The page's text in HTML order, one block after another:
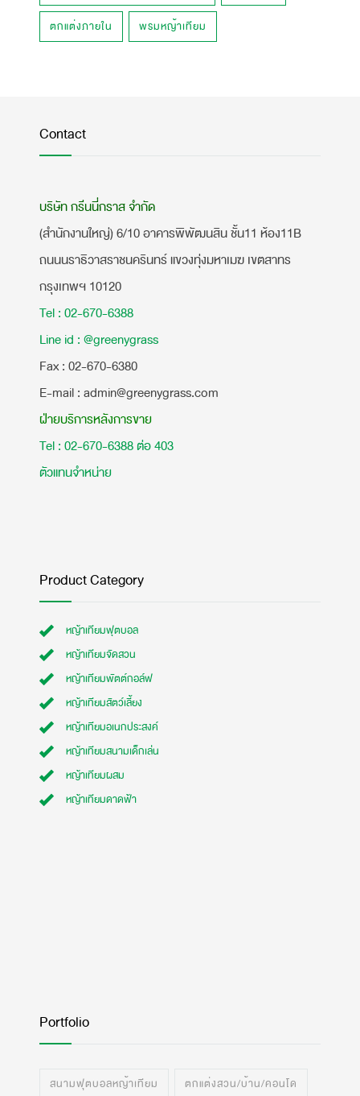
ตกแต่งภายใน พรมหญ้าเทียม
Contact
บริษัท กรีนนี่กราส จำกัด
(สำนักงานใหญ่) 6/10 อาคารพิพัฒนสิน ชั้น11 ห้อง11B
ถนนนราธิวาสราชนครินทร์ แขวงทุ่งมหาเมฆ เขตสาทร
กรุงเทพฯ 10120
Tel : 02-670-6388
Line id : @greenygrass
​Fax : 02-670-6380
E-mail : admin@greenygrass.com
ฝ่ายบริการหลังการขาย
Tel : 02-670-6388 ต่อ 403
ตัวแทนจำหน่าย
Product Category
หญ้าเทียมฟุตบอล
หญ้าเทียมจัดสวน
หญ้าเทียมพัตต์กอล์ฟ
หญ้าเทียมสัตว์เลี้ยง
หญ้าเทียมอเนกประสงค์
หญ้าเทียมสนามเด็กเล่น
หญ้าเทียมผสม
หญ้าเทียมดาดฟ้า
Portfolio
สนามฟุตบอลหญ้าเทียม ตกแต่งสวน/บ้าน/คอนโด